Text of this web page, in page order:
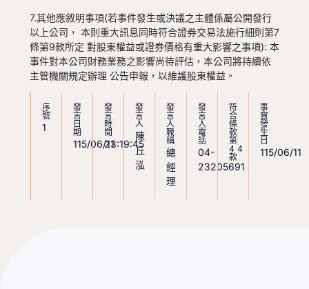
序
號
1
發
言
日
期
115/06/11
發
言
時
間
23:19:45
發
言
人
陳
丘
泓
發
言
人
職
稱
總
經
理
發
言
人
電
話
04-
23205691
符
合
條
款
第
44
款
事
實
發
生
日
115/06/11
7.其他應敘明事項(若事件發生或決議之主體係屬公開發行
以上公司， 本則重大訊息同時符合證券交易法施行細則第7
條第9款所定 對股東權益或證券價格有重大影響之事項): 本
事件對本公司財務業務之影響尚待評估，本公司將持續依
主管機關規定辦理 公告申報，以維護股東權益。